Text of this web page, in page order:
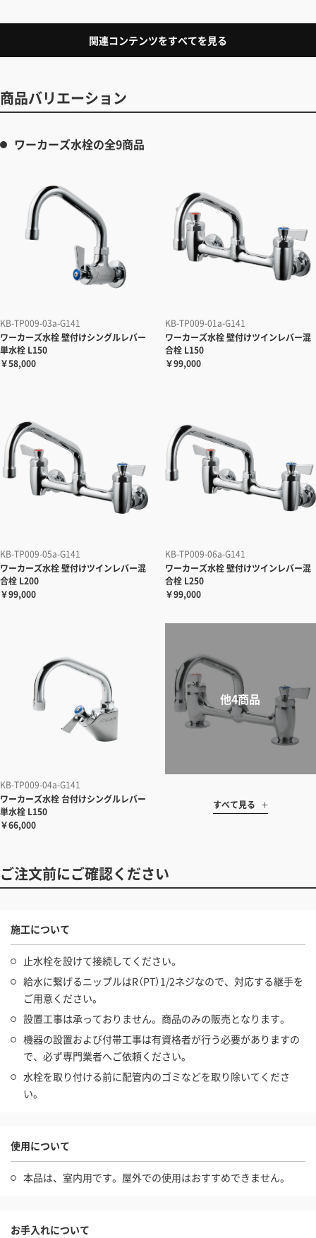
管や収納計画にまでがみえてきます。
関連コンテンツをすべてを見る
商品バリエーション
ワーカーズ水栓の全9商品
KB-TP009-03a-G141
ワーカーズ水栓 壁付けシングルレバー
単水栓 L150
￥58,000
KB-TP009-01a-G141
ワーカーズ水栓 壁付けツインレバー混
合栓 L150
￥99,000
KB-TP009-05a-G141
ワーカーズ水栓 壁付けツインレバー混
合栓 L200
￥99,000
KB-TP009-06a-G141
ワーカーズ水栓 壁付けツインレバー混
合栓 L250
￥99,000
KB-TP009-04a-G141
ワーカーズ水栓 台付けシングルレバー
単水栓 L150
￥66,000
すべて見る
ご注文前にご確認ください
施工について
止水栓を設けて接続してください。
給水に繋げるニップルはR（PT）1/2ネジなので、対応する継手を
ご用意ください。
設置工事は承っておりません。商品のみの販売となります。
機器の設置および付帯工事は有資格者が行う必要がありますの
で、必ず専門業者へご依頼ください。
水栓を取り付ける前に配管内のゴミなどを取り除いてくださ
い。
使用について
本品は、室内用です。屋外での使用はおすすめできません。
お手入れについて